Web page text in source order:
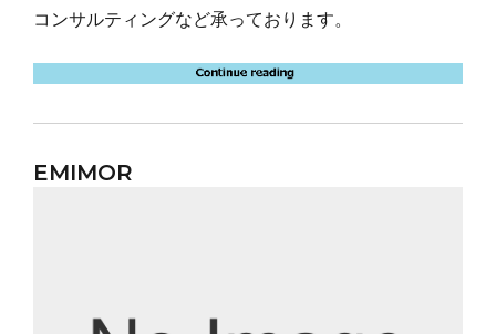
コンサルティングなど承っております。
EMIMOR